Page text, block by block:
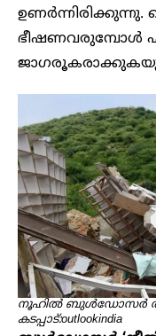
ഉണർന്നിരിക്കുന്നു.
ഭീഷണവരുമ്പോൾ
നൂഹിൽ ബുൾഡോസർ
കടപ്പാട്:outlookindia